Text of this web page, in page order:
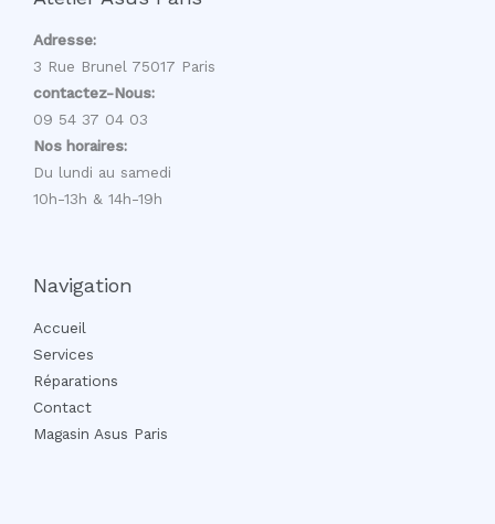
Adresse:
3 Rue Brunel 75017 Paris
contactez-Nous:
09 54 37 04 03
Nos horaires:
Du lundi au samedi
10h-13h & 14h-19h
Navigation
Accueil
Services
Réparations
Contact
Magasin Asus Paris